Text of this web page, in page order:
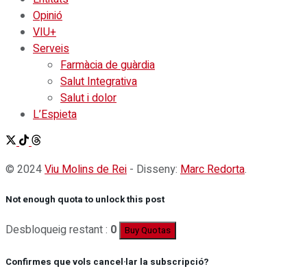
Opinió
VIU+
Serveis
Farmàcia de guàrdia
Salut Integrativa
Salut i dolor
L’Espieta
© 2024Viu Molins de Rei - Disseny: Marc Redorta.
Not enough quota to unlock this post
Desbloqueig restant : 0 Buy Quotas
Confirmes que vols cancel·lar la subscripció?